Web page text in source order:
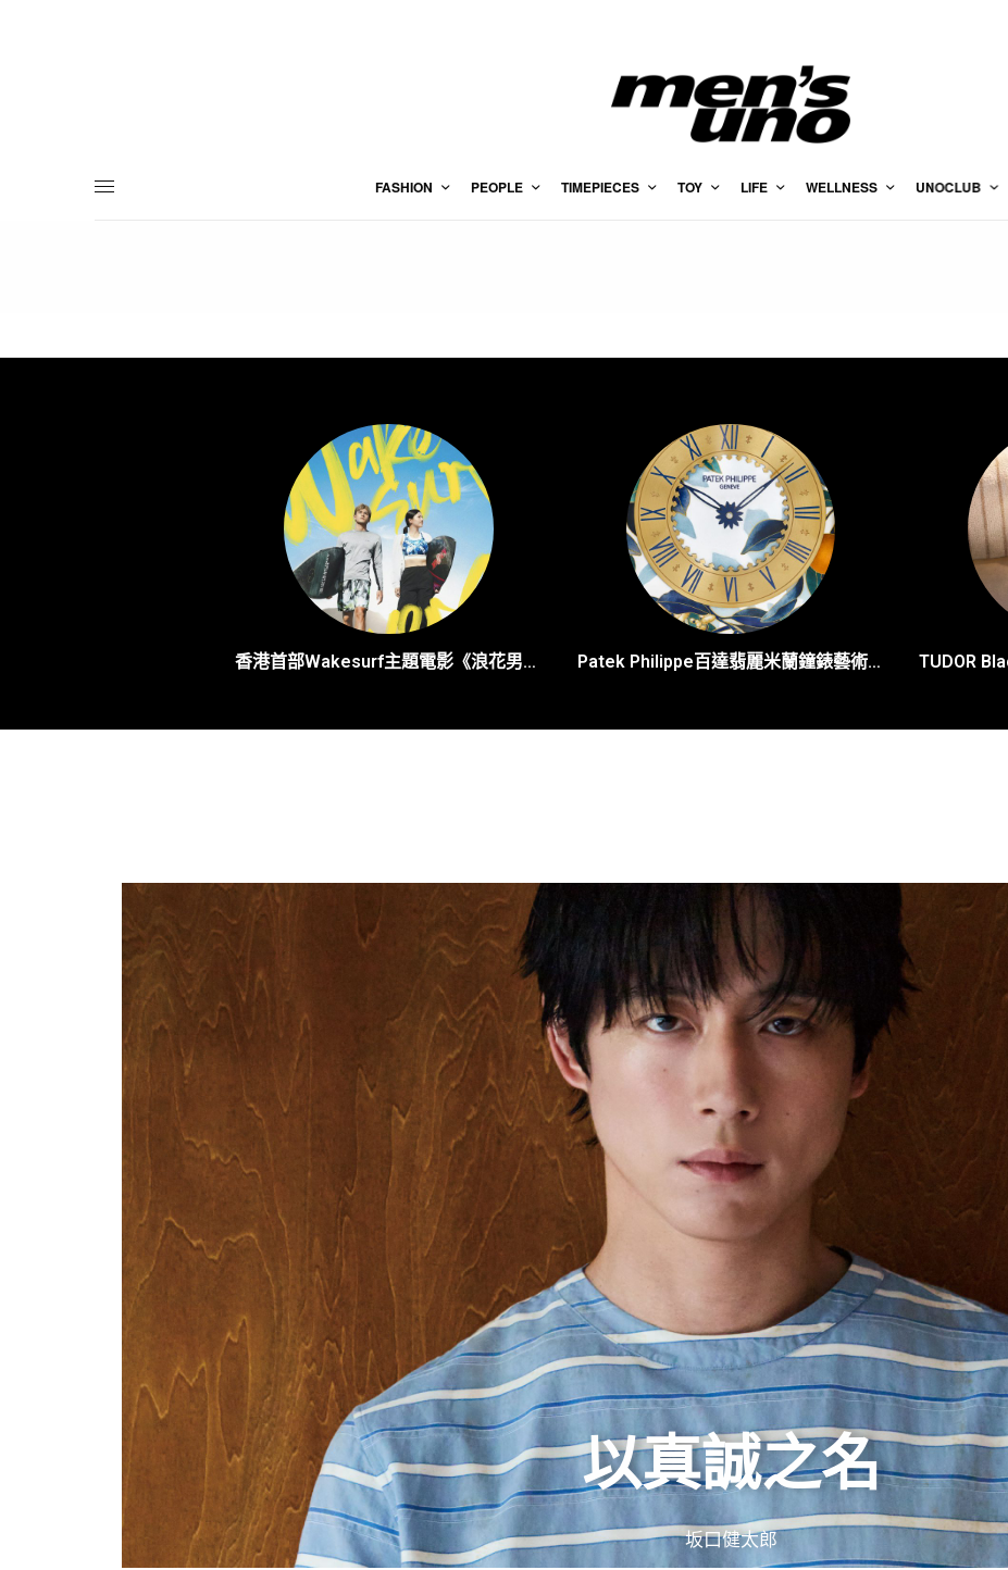
FASHION PEOPLE TIMEPIECES TOY LIFE WELLNESS UNOCLUB
香港首部Wakesurf主題電影《浪花男女》| 導演分享幕後製作花絮・iPhone 16 Pro如何拍出貼浪視角 Patek Philippe百達翡麗米蘭鐘錶藝術大展：編號992/193J-001陀錶及編號20179M-001拱頂枱鐘亮相
以真誠之名
坂口健太郎